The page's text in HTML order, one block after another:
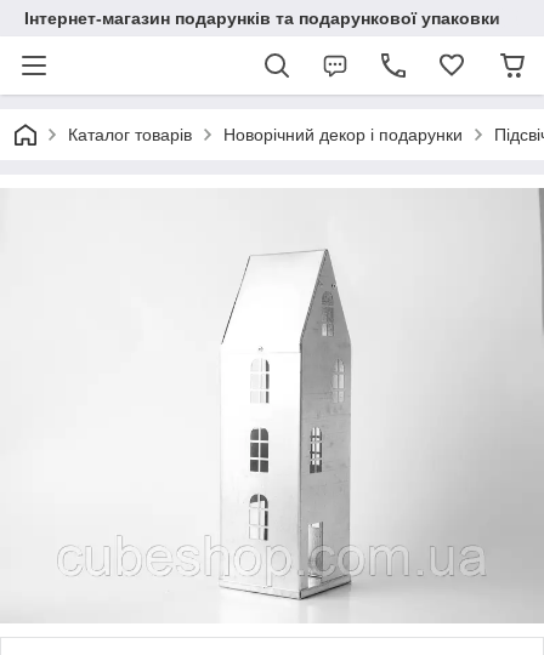
Інтернет-магазин подарунків та подарункової упаковки
Каталог товарів Новорічний декор і подарунки